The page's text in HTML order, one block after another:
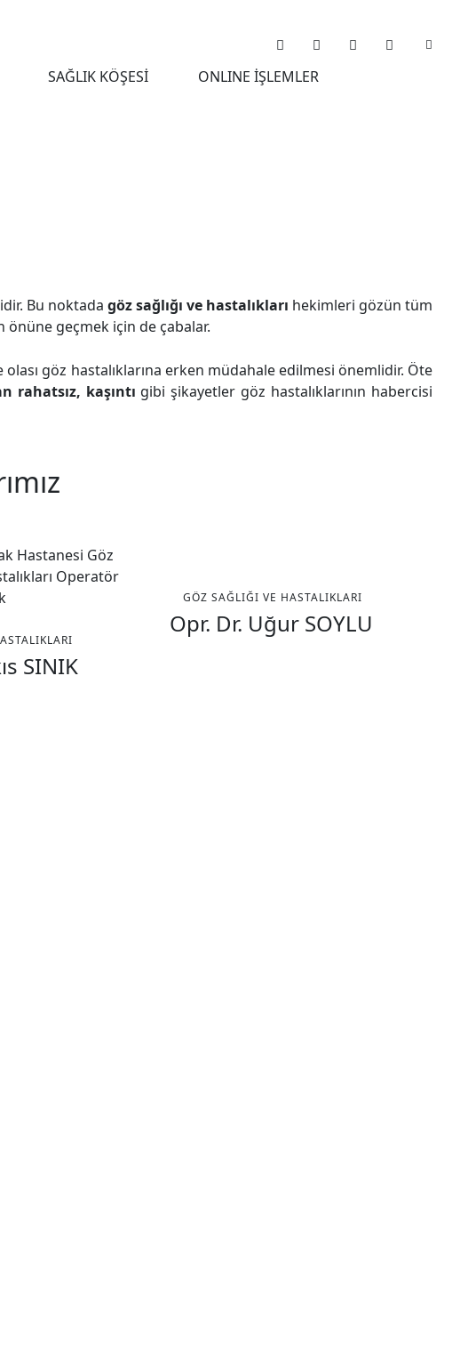
SAĞLIK KÖŞESİ
ONLINE İŞLEMLER
Bu noktada göz sağlığı ve hastalıkları hekimleri gözün tüm
geçmek için de çabalar.
göz hastalıklarına erken müdahale edilmesi önemlidir. Öte
rahatsız, kaşıntı gibi şikayetler göz hastalıklarının habercisi
SINIK
GÖZ SAĞLIĞI VE HASTALIKLARI
Opr. Dr. Uğur SOYLU